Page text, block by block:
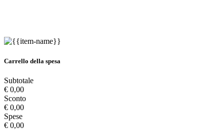
Carrello della spesa
Subtotale
€ 0,00
Sconto
€ 0,00
Spese
€ 0,00